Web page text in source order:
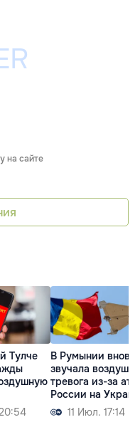
на сайте
Тулче
В Румынии вновь
звучала
тревога из-за
России на
11 Июл. 17:14